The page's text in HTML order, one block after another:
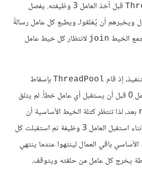
قبل أخذ العامل 3 وظيفته. يفصل
ويخبرهم أن يُغلقوا، ويطبع كل عامل رسالةً
الخيط join لانتظار كل خيط عامل
إذ قام ThreadPool بإسقاط
وجرّبنا ضم العامل 0 قبل أن يستقبل أي عامل خطأ. لم يتلق
بعد، لذا تنتظر كتلة الخيط الأساسية أن
ينتهي العامل 0. في تلك الأثناء استقبل العامل 3 وظيفة ثم استقبلت كل
باقي العمال لينتهوا عندما ينتهي